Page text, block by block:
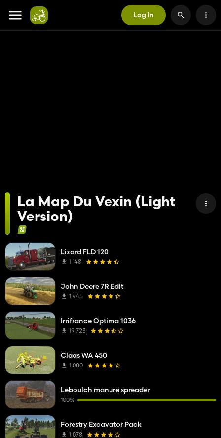
Log In
La Map Du Vexin (Light
Version)
Lizard FLD 120
1 148
John Deere 7R Edit
1 445
Irrifrance Optima 1036
19 723
Claas WA 450
1 080
Leboulch manure spreader
100%
Forestry Excavator Pack
1 078